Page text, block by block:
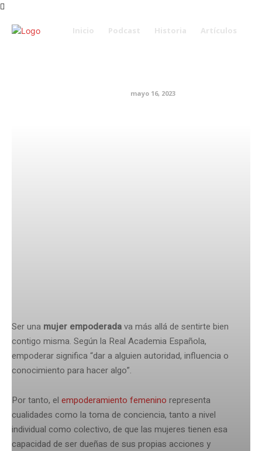
Inicio Podcast Historia Artículos
mayo 16, 2023
Ser una mujer empoderadava más allá de sentirte bien
contigo misma. Según la Real Academia Española,
empoderar significa “dar a alguien autoridad, influencia o
conocimiento para hacer algo”.
Por tanto, el empoderamiento femenino representa
cualidades como la toma de conciencia, tanto a nivel
individual como colectivo, de que las mujeres tienen esa
capacidad de ser dueñas de sus propias acciones y